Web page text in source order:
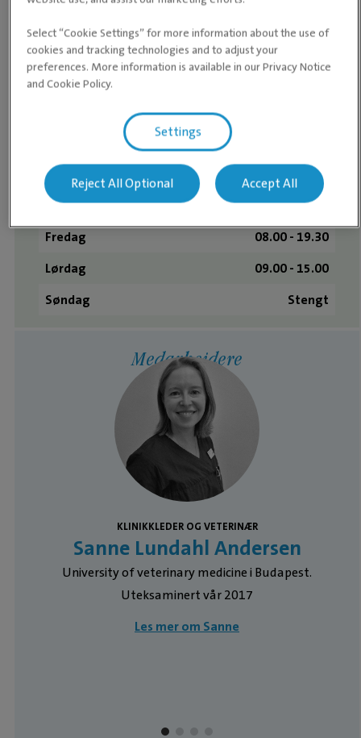
Ordinære åpningstider
Onsdag
08.00 - 19.30
Torsdag
08.00 - 19.30
Fredag
08.00 - 19.30
Lørdag
09.00 - 15.00
Søndag
Stengt
Medarbeidere
KLINIKKLEDER OG VETERINÆR
Sanne Lundahl Andersen
University of veterinary medicine i Budapest.
Uteksaminert vår 2017
Les mer om Sanne
Select “Cookie Settings” for more information about the use of
cookies and tracking technologies and to adjust your
preferences. More information is available in our Privacy Notice
and Cookie Policy.
Settings
Reject All Optional Accept All